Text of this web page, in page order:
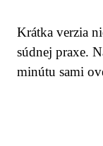
Krátka verzia
súdnej praxe.
minútu sami